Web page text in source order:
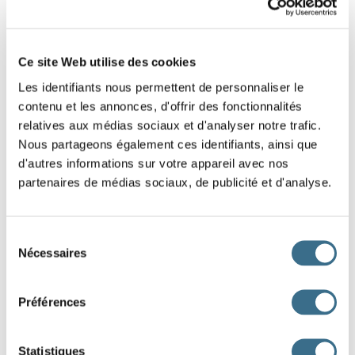
Ce site Web utilise des cookies
Les identifiants nous permettent de personnaliser le
contenu et les annonces, d'offrir des fonctionnalités
relatives aux médias sociaux et d'analyser notre trafic.
Nous partageons également ces identifiants, ainsi que
d'autres informations sur votre appareil avec nos
partenaires de médias sociaux, de publicité et d'analyse.
Nécessaires
Préférences
Statistiques
qu'il s'enfouisse